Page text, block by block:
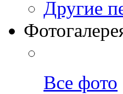
Другие
Все фото